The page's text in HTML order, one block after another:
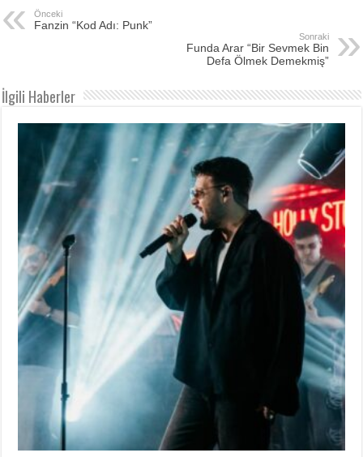
Önceki
Fanzin “Kod Adı: Punk”
Sonraki
Funda Arar “Bir Sevmek Bin
Defa Ölmek Demekmiş”
İlgili Haberler